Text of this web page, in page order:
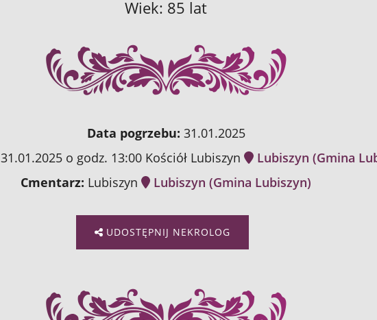
Wiek: 85 lat
Data pogrzebu: 31.01.2025
31.01.2025 o godz. 13:00 Kościół Lubiszyn Lubiszyn (Gmina
Cmentarz: Lubiszyn Lubiszyn (Gmina Lubiszyn)
UDOSTĘPNIJ NEKROLOG